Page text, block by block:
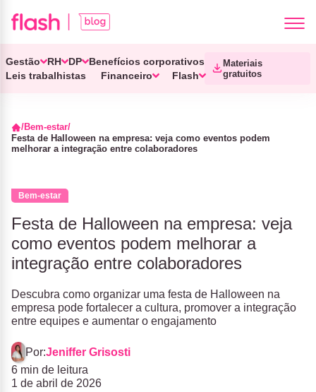
Gestão RH DP
Benefícios corporativos
Leis trabalhistas
Financeiro Flash
Materiais
gratuitos
Bem-estar
Festa de Halloween na empresa: veja como eventos podem
melhorar a integração entre colaboradores
Bem-estar
Festa de Halloween na empresa: veja
como eventos podem melhorar a
integração entre colaboradores
Descubra como organizar uma festa de Halloween na
empresa pode fortalecer a cultura, promover a integração
entre equipes e aumentar o engajamento
Por:Jeniffer Grisosti
6 min de leitura
1 de abril de 2026